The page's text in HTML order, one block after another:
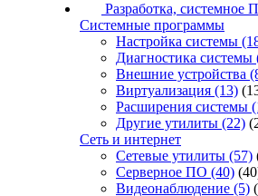
Разработка, системное
Системные программы
Настройка системы
Диагностика системы
Внешние устройства
Виртуализация (13)
Расширения системы
Другие утилиты (22)
Сеть и интернет
Сетевые утилиты (57)
Серверное ПО (40)
Видеонаблюдение (5)